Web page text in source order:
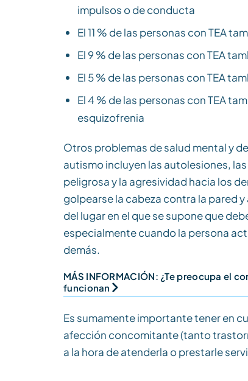
impulsos o de conducta
El 11 % de las personas con TEA
El 9 % de las personas con TEA
El 5 % de las personas con TEA
El 4 % de las personas con TEA
esquizofrenia
Otros problemas de salud mental y
autismo incluyen las autolesiones,
peligrosa y la agresividad hacia los
golpearse la cabeza contra la pared
del lugar en el que se supone que
especialmente cuando la persona
demás.
MÁS INFORMACIÓN: ¿Te preocupa el
funcionan
Es sumamente importante tener en
afección concomitante (tanto
a la hora de atenderla o prestarle